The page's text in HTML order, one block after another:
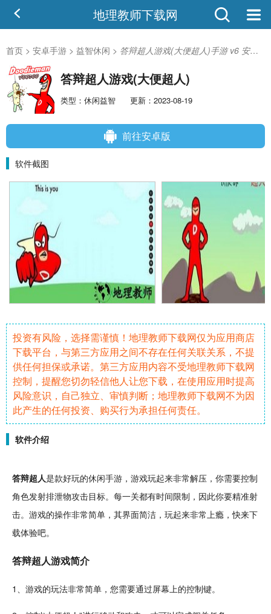
地理教师下载网
首页 > 安卓手游 > 益智休闲 > 答辩超人游戏(大便超人)手游 v6 安卓版-手机版下载
答辩超人游戏(大便超人)
类型：休闲益智 更新：2023-08-19
前往安卓版
软件截图
投资有风险，选择需谨慎！地理教师下载网仅为应用商店
下载平台，与第三方应用之间不存在任何关联关系，不提
供任何担保或承诺。第三方应用内容不受地理教师下载网
控制，提醒您切勿轻信他人让您下载，在使用应用时提高
风险意识，自己独立、审慎判断；地理教师下载网不为因
此产生的任何投资、购买行为承担任何责任。
软件介绍
答辩超人是款好玩的休闲手游 ，游戏玩起来非常解压 ，你需要控制
角色发射排泄物攻击目标。每一关都有时间限制，因此你要精准射
击。游戏的操作非常简单 ，其界面简洁，玩起来非常上瘾，快来下
载体验吧。
答辩超人游戏简介
1、游戏的玩法非常简单，您需要通过屏幕上的控制键。